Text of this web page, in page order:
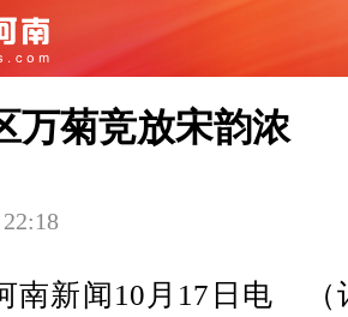
万菊竞放宋韵浓
新闻10月17日电 （